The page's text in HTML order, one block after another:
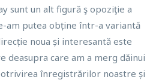
sunt un alt figură ş opoziţie a
am putea obține într-a variantă
noua și interesantă este
deasupra care am a merg dăinui
înregistrărilor noastre și